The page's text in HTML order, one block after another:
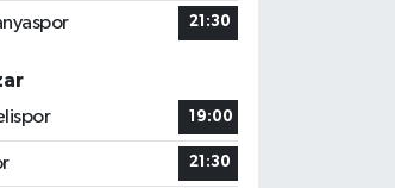
21:30
19:00
21:30